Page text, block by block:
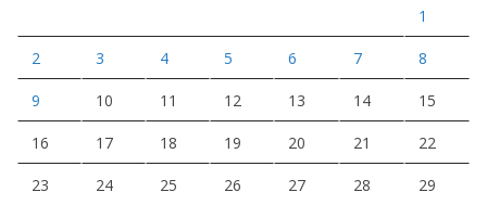
1
2 3 4 5 6 7 8
9 10 11 12 13 14 15
16 17 18 19 20 21 22
23 24 25 26 27 28 29